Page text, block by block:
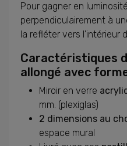
Pour gagner en
perpendiculairement à
la refléter vers l'intérieur
Caractéristiques
allongé avec
Miroir en verre
mm. (plexiglas)
2 dimensions au
espace mural